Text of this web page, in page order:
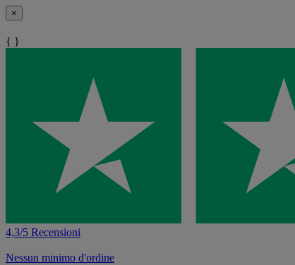
×
{ }
4,3/5 Recensioni
Nessun minimo d'ordine